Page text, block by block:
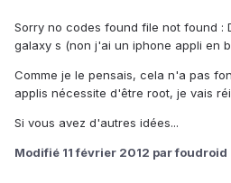
Sorry no codes found file not found :
galaxy s (non j'ai un iphone appli en
Comme je le pensais, cela n'a pas
applis nécessite d'être root, je vais
Si vous avez d'autres idées...
Modifié 11 février 2012 par foudroid